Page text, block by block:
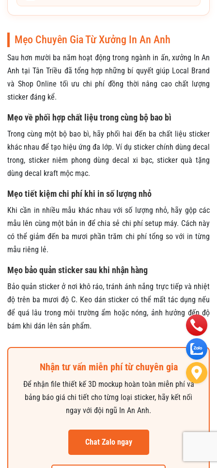
Mẹo Chuyên Gia Từ Xưởng In An Anh
Sau hơn mười ba năm hoạt động trong ngành in ấn, xưởng In An
Anh tại Tân Triều đã tổng hợp những bí quyết giúp Local Brand
và Shop Online tối ưu chi phí đồng thời nâng cao chất lượng
sticker đáng kể.
Mẹo về phối hợp chất liệu trong cùng bộ bao bì
Trong cùng một bộ bao bì, hãy phối hai đến ba chất liệu sticker
khác nhau để tạo hiệu ứng đa lớp. Ví dụ sticker chính dùng decal
trong, sticker niêm phong dùng decal xi bạc, sticker quà tặng
dùng decal kraft mộc mạc.
Mẹo tiết kiệm chi phí khi in số lượng nhỏ
Khi cần in nhiều mẫu khác nhau với số lượng nhỏ, hãy gộp các
mẫu lên cùng một bản in để chia sẻ chi phí setup máy. Cách này
có thể giảm đến ba mươi phần trăm chi phí tổng so với in từng
mẫu riêng lẻ.
Mẹo bảo quản sticker sau khi nhận hàng
Bảo quản sticker ở nơi khô ráo, tránh ánh nắng trực tiếp và nhiệt
độ trên ba mươi độ C. Keo dán sticker có thể mất tác dụng nếu
để quá lâu trong môi trường ẩm hoặc nóng, ảnh hưởng đến độ
bám khi dán lên sản phẩm.
Nhận tư vấn miễn phí từ chuyên gia
Để nhận file thiết kế 3D mockup hoàn toàn miễn phí và
bảng báo giá chi tiết cho từng loại sticker, hãy kết nối
ngay với đội ngũ In An Anh.
Chat Zalo ngay